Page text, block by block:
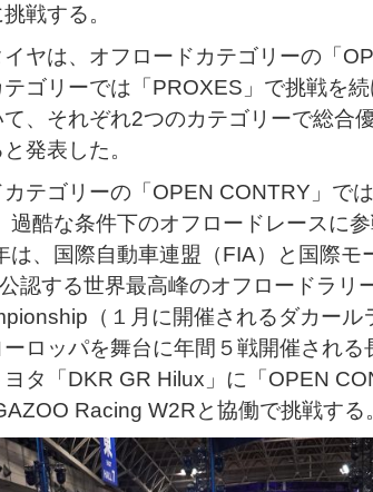
戦する。
イヤは、オフロードカテゴリーの「
テゴリーでは「PROXES」で挑戦を
て、それぞれ2つのカテゴリーで総合
発表した。
テゴリーの「OPEN CONTRY」で
過酷な条件下のオフロードレースに
は、国際自動車連盟（FIA）と国際モ
公認する世界最高峰のオフロードラ
（１月に開催されるダカール
ロッパを舞台に年間５戦開催される
ヨタ「DKR GR Hilux」に「OPEN
Racing W2Rと協働で挑戦する